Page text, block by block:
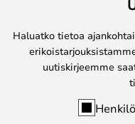
Haluatko tietoa
uutiskirjeemme